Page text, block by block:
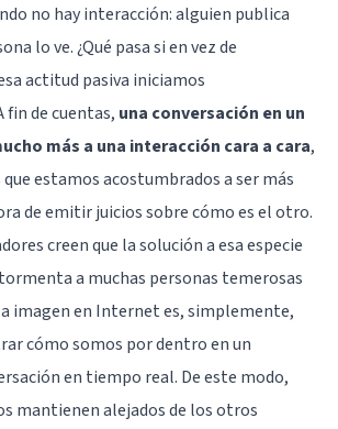
no hay interacción: alguien publica
lo ve. ¿Qué pasa si en vez de
actitud pasiva iniciamos
fin de cuentas, una conversación en un
más a una interacción cara a cara,
estamos acostumbrados a ser más
de emitir juicios sobre cómo es el otro.
creen que la solución a esa especie
a muchas personas temerosas
imagen en Internet es, simplemente,
cómo somos por dentro en un
en tiempo real. De este modo,
mantienen alejados de los otros